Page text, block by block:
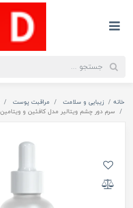
خانه زیبایی و سلامت مراقبت پوست
سرم دور چشم ویتالیر مدل کافئین و ویتامین C حجم 30 میلی لیتر